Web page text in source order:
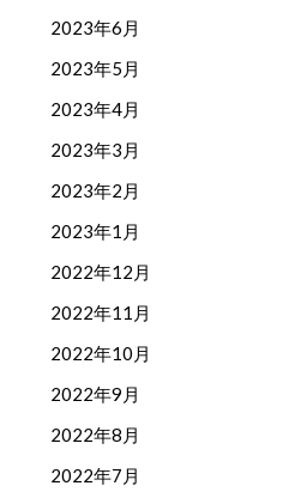
2023年6月
2023年5月
2023年4月
2023年3月
2023年2月
2023年1月
2022年12月
2022年11月
2022年10月
2022年9月
2022年8月
2022年7月